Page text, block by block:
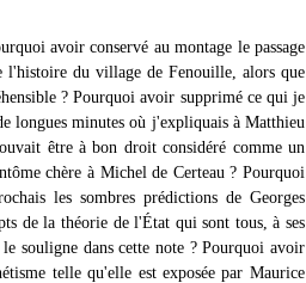
avoir conservé au montage le passage
l'histoire du village de Fenouille, alors que
? Pourquoi avoir supprimé ce qui je
longues minutes où j'expliquais à Matthieu
être à bon droit considéré comme un
chère à Michel de Certeau ? Pourquoi
les sombres prédictions de Georges
de la théorie de l'État qui sont tous, à ses
souligne dans cette note ? Pourquoi avoir
telle qu'elle est exposée par Maurice